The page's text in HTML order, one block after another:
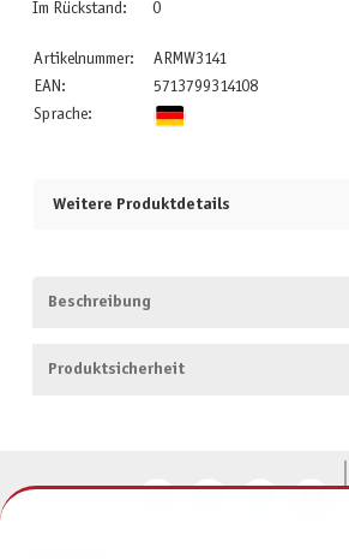
Im Rückstand:
0
Artikelnummer:
ARMW3141
EAN:
5713799314108
Sprache:
Weitere Produktdetails
Beschreibung
Produktsicherheit